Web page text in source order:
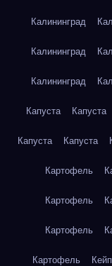
Калининград
Калининград
Калининград
Капуста Капуста
Капуста Капуста
Картофель
Картофель
Картофель
Картофель